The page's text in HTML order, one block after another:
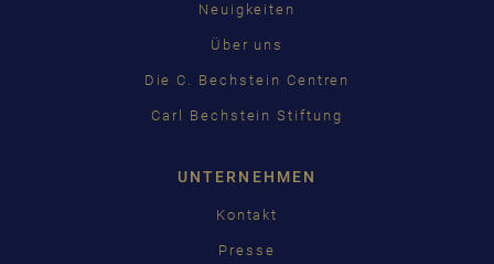
Neuigkeiten
Über uns
Die C. Bechstein Centren
Carl Bechstein Stiftung
UNTERNEHMEN
Kontakt
Presse